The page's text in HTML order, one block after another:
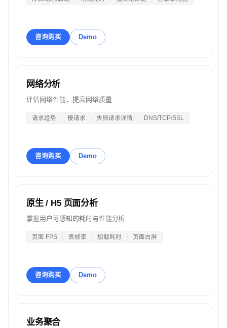
咨询购买 Demo
网络分析
评估网络性能，提高网络质量
请求趋势 慢请求 失败请求详情 DNS/TCP/SSL
咨询购买 Demo
原生 / H5 页面分析
掌握用户可感知的耗时与性能分析
页面 FPS 丢帧率 加载耗时 页面白屏
咨询购买 Demo
业务聚合